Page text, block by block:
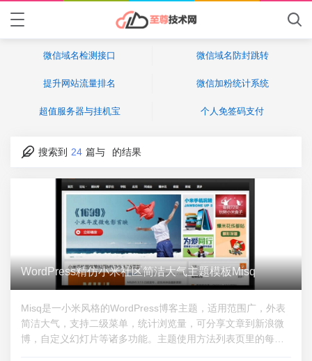
微信域名检测接口 微信域名防封跳转
提升网站流量排名 微信加粉统计系统
超值服务器与挂机宝 个人免签码支付
搜索到 24 篇与 的结果
WordPress精仿小米社区简洁大气主题模板Misq
Misq是一小米风格的WordPress博客主题，适用范围广，外表
简洁大气，支持二级菜单，统计浏览量，可分享文章到新浪微
博，自定义幻灯片等诸多功能。主题使用方法列表页里的每个